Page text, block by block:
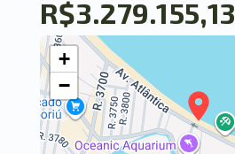
R$3.279.155,13
+
−